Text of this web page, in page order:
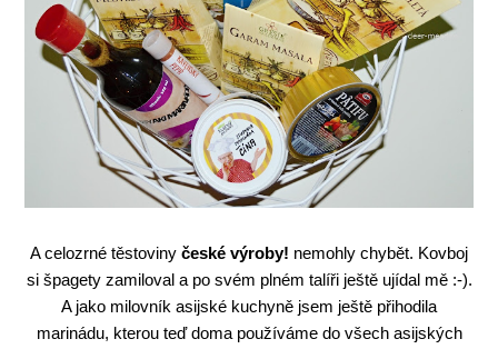
A celozrné těstoviny české výroby! nemohly chybět. Kovboj
si špagety zamiloval a po svém plném talíři ještě ujídal mě :-).
A jako milovník asijské kuchyně jsem ještě přihodila
marinádu, kterou teď doma používáme do všech asijských